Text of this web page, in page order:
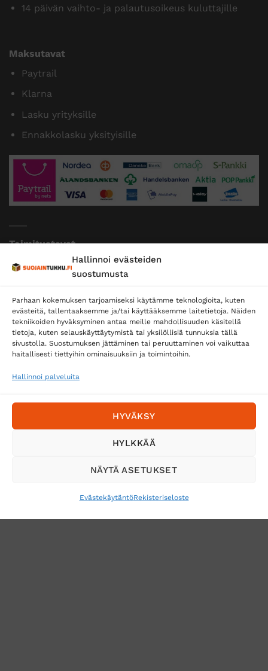
Hallinnoi evästeiden
suostumusta
Parhaan kokemuksen tarjoamiseksi käytämme teknologioita, kuten
evästeitä, tallentaaksemme ja/tai käyttääksemme laitetietoja. Näiden
tekniikoiden hyväksyminen antaa meille mahdollisuuden käsitellä
tietoja, kuten selauskäyttäytymistä tai yksilöllisiä tunnuksia tällä
sivustolla. Suostumuksen jättäminen tai peruuttaminen voi vaikuttaa
haitallisesti tiettyihin ominaisuuksiin ja toimintoihin.
Hallinnoi palveluita
HYVÄKSY
HYLKKÄÄ
NÄYTÄ ASETUKSET
EvästekäytäntöRekisteriseloste
14 päivän vaihto- ja palautusoikeus kuluttajille
Maksutavat
Paytrail
Klarna
Lasku yrityksille
Ennakkolasku yksityisille
Toimitustavat
Posti
Postnord
Tilaa uutiskirje ja saat erikoisalennuksia